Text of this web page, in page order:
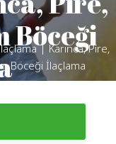
Böceği
| Karınca, Pire,
Böceği İlaçlama